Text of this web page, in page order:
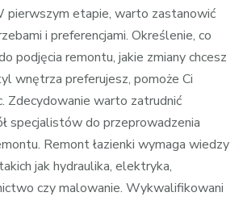
pierwszym etapie, warto zastanowić
i preferencjami. Określenie, co
podjęcia remontu, jakie zmiany chcesz
wnętrza preferujesz, pomoże Ci
Zdecydowanie warto zatrudnić
specjalistów do przeprowadzenia
Remont łazienki wymaga wiedzy
jak hydraulika, elektryka,
czy malowanie. Wykwalifikowani